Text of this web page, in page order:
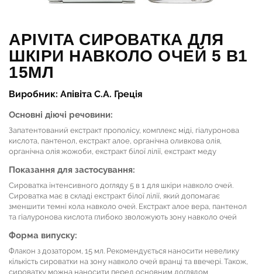
APIVITA СИРОВАТКА ДЛЯ
ШКІРИ НАВКОЛО ОЧЕЙ 5 В1
15МЛ
Виробник: Апівіта С.А. Греція
Основні діючі речовини:
Запатентований екстракт прополісу, комплекс міді, гіалуронова
кислота, пантенол, екстракт алое, органічна оливкова олія,
органічна олія жожоби, екстракт білої лілії, екстракт меду
Показання для застосування:
Сироватка інтенсивного догляду 5 в 1 для шкіри навколо очей.
Сироватка має в складі екстракт білої лілії, який допомагає
зменшити темні кола навколо очей. Екстракт алое вера, пантенол
та гіалуронова кислота глибоко зволожують зону навколо очей
Форма випуску:
Флакон з дозатором, 15 мл. Рекомендується наносити невелику
кількість сироватки на зону навколо очей вранці та ввечері. Також,
сироватку можна наносити перед основним доглядом